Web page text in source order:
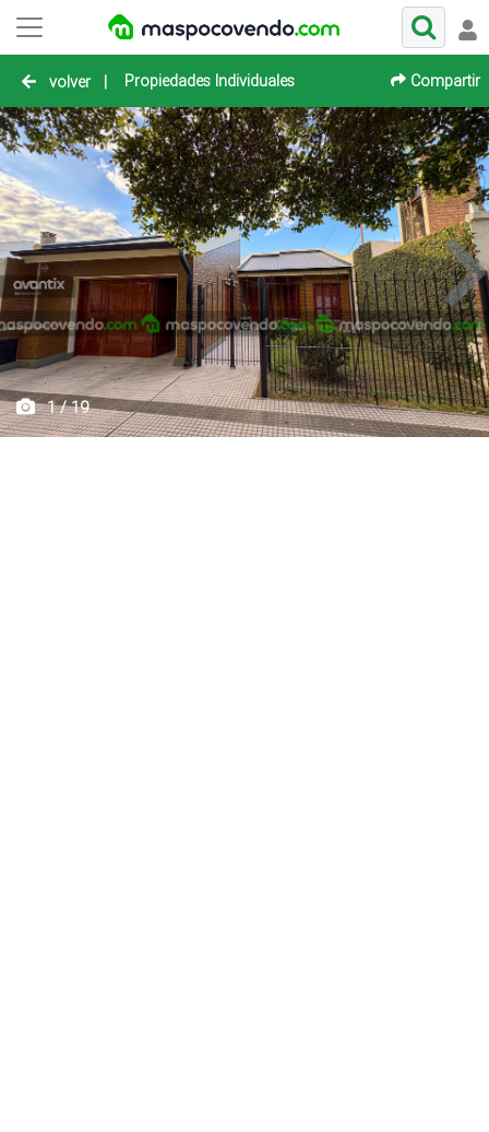
volver | Propiedades Individuales Compartir
1 / 19